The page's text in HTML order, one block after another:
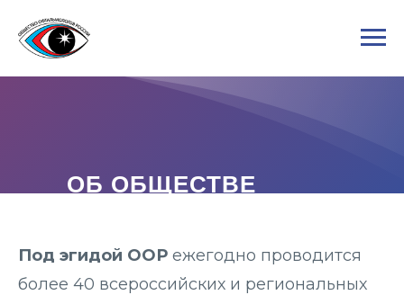
ОБ ОБЩЕСТВЕ
Под эгидой ООР ежегодно проводится
более 40 всероссийских и региональных